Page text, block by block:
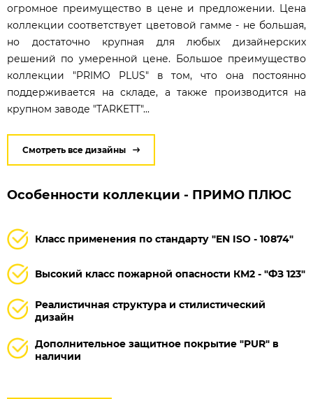
огромное преимущество в цене и предложении. Цена
коллекции соответствует цветовой гамме - не большая,
но достаточно крупная для любых дизайнерских
решений по умеренной цене. Большое преимущество
коллекции "PRIMO PLUS" в том, что она постоянно
поддерживается на складе, а также производится на
крупном заводе "TARKETT"...
Смотреть все дизайны
Особенности коллекции - ПРИМО ПЛЮС
Класс применения по стандарту "EN ISO - 10874"
Высокий класс пожарной опасности КМ2 - "ФЗ 123"
Реалистичная структура и стилистический
дизайн
Дополнительное защитное покрытие "PUR" в
наличии